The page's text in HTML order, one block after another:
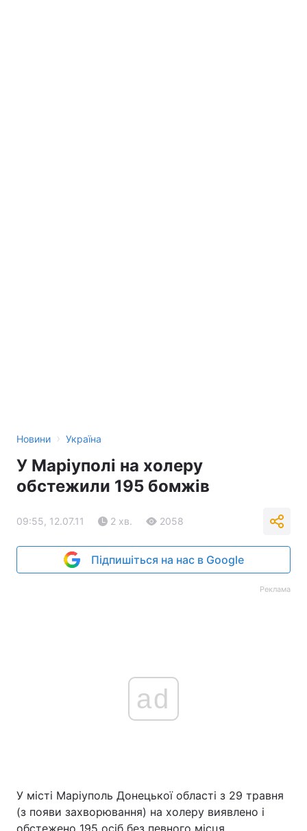
Новини › Україна
У Маріуполі на холеру
обстежили 195 бомжів
09:55, 12.07.11 2 хв. 2058
Підпишіться на нас в Google
Реклама
ad
У місті Маріуполь Донецької області з 29 травня
(з появи захворювання) на холеру виявлено і
обстежено 195 осіб без певного місця